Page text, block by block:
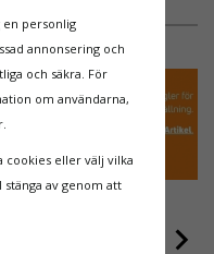
slangar eller
av
framställt
är dessutom
, vilket gör den till
med höga krav
REGLER FÖR
en personlig
annonsering och
och säkra. För
om användarna,
cookies eller välj vilka
av genom att